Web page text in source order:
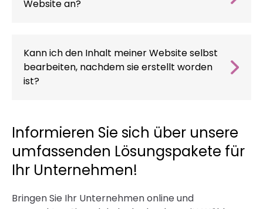
Website an?
in Suchmaschinen zu gewährleisten und SEO zu
unterstützen.
Kann ich den Inhalt meiner Website selbst
bearbeiten, nachdem sie erstellt worden
ist?
Administrationsbereich, in dem Sie Inhalte
leicht bearbeiten, neue Seiten hinzufügen oder
Informationen aktualisieren können.
Informieren Sie sich über unsere
umfassenden Lösungspakete für
Ihr Unternehmen!
Bringen Sie Ihr Unternehmen online und